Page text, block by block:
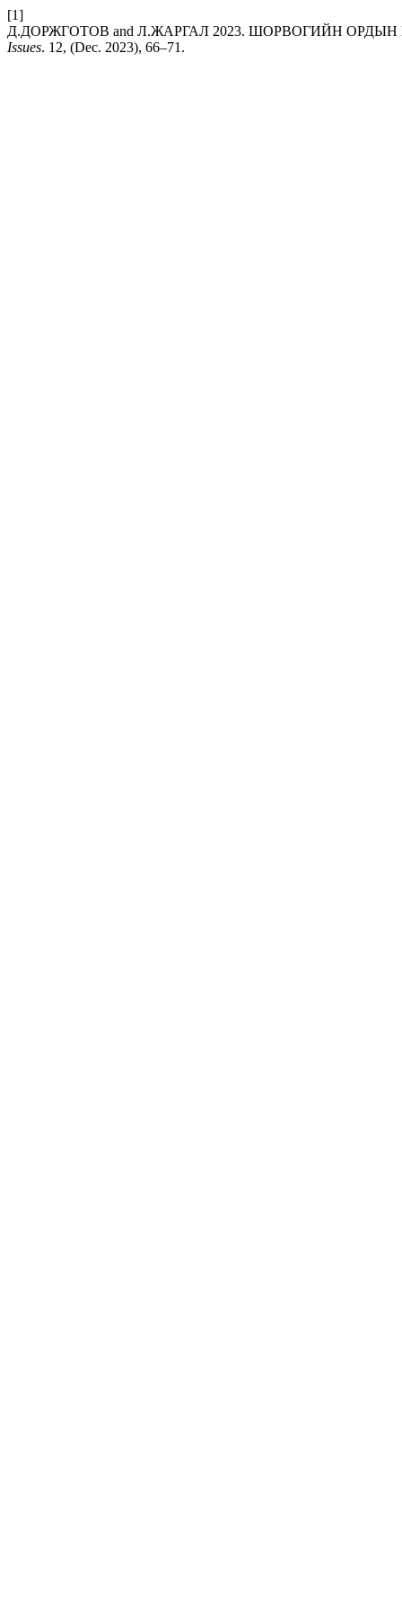
[1]
Д.ДОРЖГОТОВ and Л.ЖАРГАЛ 2023. ШОРВОГИЙН
Issues. 12, (Dec. 2023), 66–71.